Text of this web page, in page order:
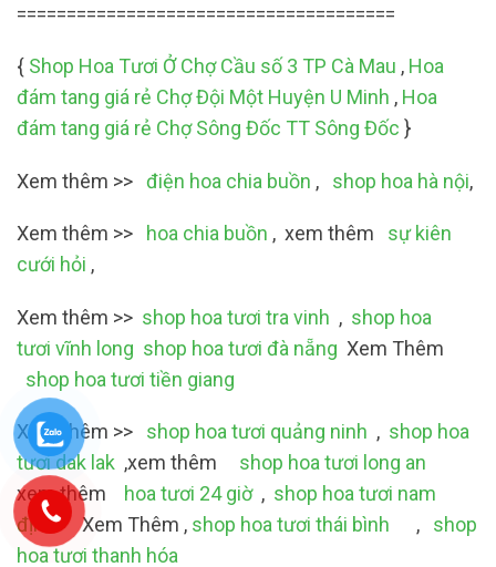
======================================
{ Shop Hoa Tươi Ở Chợ Cầu số 3 TP Cà Mau , Hoa
đám tang giá rẻ Chợ Đội Một Huyện U Minh , Hoa
đám tang giá rẻ Chợ Sông Đốc TT Sông Đốc }
Xem thêm >> điện hoa chia buồn , shop hoa hà nội,
Xem thêm >> hoa chia buồn , xem thêm
sự kiên
cưới hỏi ,
Xem thêm >> shop hoa tươi tra vinh , shop hoa
tươi vĩnh long shop hoa tươi đà nẵng Xem Thêm
shop hoa tươi tiền giang
Xem thêm >> shop hoa tươi quảng ninh , shop hoa
tươi dak lak ,xem thêm shop hoa tươi long an
xem thêm hoa tươi 24 giờ , shop hoa tươi nam
địnhXem Thêm , shop hoa tươi thái bình ,
shop
hoa tươi thanh hóa